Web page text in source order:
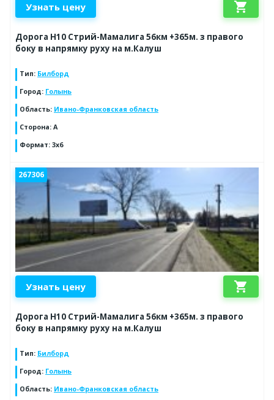
Узнать цену shopping_cart
Дорога Н10 Стрий-Мамалига 56км +365м. з правого
боку в напрямку руху на м.Калуш
Тип: Билборд
Город: Голынь
Область: Ивано-Франковская область
Сторона: А
Формат: 3x6
267306
Узнать цену shopping_cart
Дорога Н10 Стрий-Мамалига 56км +365м. з правого
боку в напрямку руху на м.Калуш
Тип: Билборд
Город: Голынь
Область: Ивано-Франковская область